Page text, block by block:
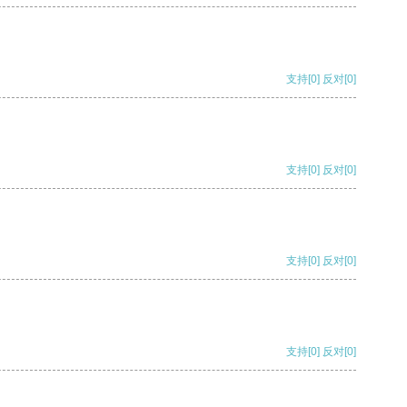
支持[0] 反对[0]
支持[0] 反对[0]
支持[0] 反对[0]
支持[0] 反对[0]